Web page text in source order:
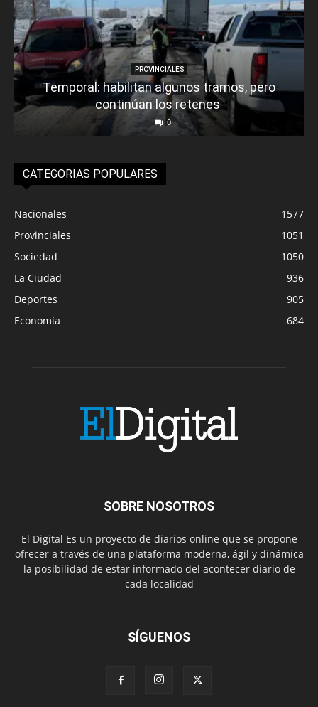
PROVINCIALES
Temporal: habilitan algunos tramos, pero
continúan los retenes
0
CATEGORIAS POPULARES
Nacionales
1577
Provinciales
1051
Sociedad
1050
La Ciudad
936
Deportes
905
Economía
684
SOBRE NOSOTROS
El Digital Es un proyecto de diarios online que se propone
ofrecer a través de una plataforma moderna, ágil y dinámica
la posibilidad de estar informado del acontecer diario de
cada localidad
SÍGUENOS